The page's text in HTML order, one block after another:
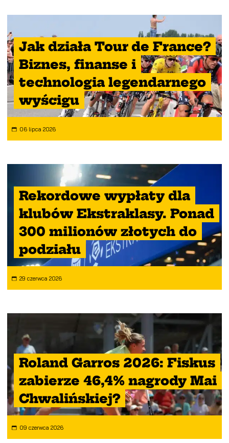
Jak działa Tour de France?
Biznes, finanse i
technologia legendarnego
wyścigu
06 lipca 2026
Rekordowe wypłaty dla
klubów Ekstraklasy. Ponad
300 milionów złotych do
podziału
29 czerwca 2026
Roland Garros 2026: Fiskus
zabierze 46,4% nagrody Mai
Chwalińskiej?
09 czerwca 2026